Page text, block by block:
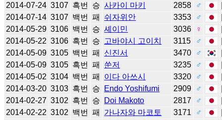
2014-07-24 3107 흑번 승 사카이 마키 2858 ♂
2014-07-14 3107 백번 패 쉬자위안 3353 ♂
2014-05-29 3106 백번 승 셰이민 3036 ♀
2014-05-22 3106 흑번 승 고바야시 고이치 3115 ♂
2014-05-09 3105 백번 패 신진서 3470 ♂
2014-05-09 3105 흑번 패 쑨저 3235 ♂
2014-05-02 3104 백번 패 이다 아쓰시 3320 ♂
2014-03-20 3103 흑번 승 Endo Yoshifumi 2909 ♂
2014-02-27 3102 흑번 승 Doi Makoto 2817 ♂
2014-02-22 3102 백번 패 가나자와 마코토 3171 ♂